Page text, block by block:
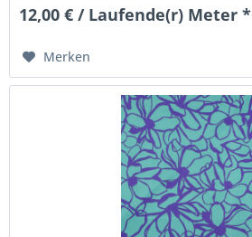
12,00 € / Laufende(r) Meter *
Merken